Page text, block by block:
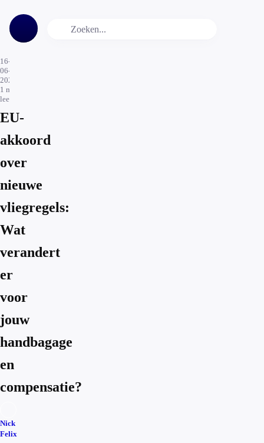
16-
06-
2026
1 min.
leestijd
EU-
akkoord
over
nieuwe
vliegregels:
Wat
verandert
er
voor
jouw
handbagage
en
compensatie?
Nick
Felix